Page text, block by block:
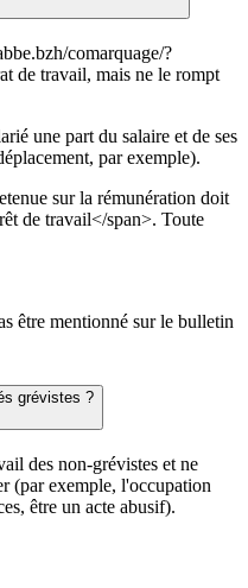
comarquage/?
de travail, mais ne le rompt
une part du salaire et de ses
par exemple).
sur la rémunération doit
de travail</span>. Toute
être mentionné sur le bulletin
grévistes ?
des non-grévistes et ne
(par exemple, l'occupation
être un acte abusif).